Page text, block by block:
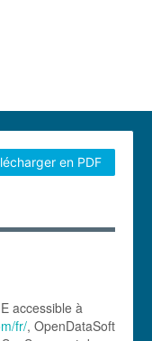
en PDF
accessible à
fr/, OpenDataSoft